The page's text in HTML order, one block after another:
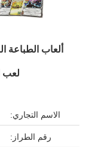
ألعاب الطباعة
لعب
الاسم التجاري:
رقم الطراز: